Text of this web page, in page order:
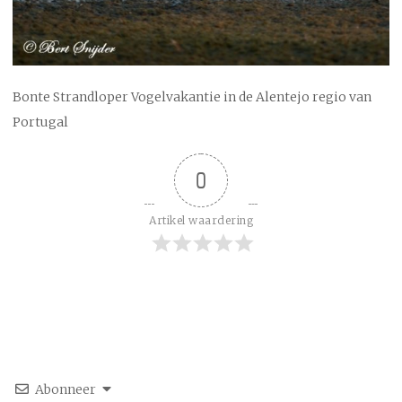
Bonte Strandloper Vogelvakantie in de Alentejo regio van
Portugal
0
Artikel waardering
Abonneer